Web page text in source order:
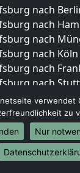
nach
nach
nach
nach Köln
nach
nach
nach
nach
nach
nach
nach
verwendet
zu
Nur